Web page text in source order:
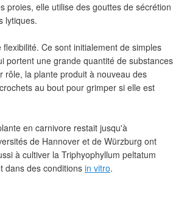
proies, elle utilise des gouttes de sécrétion
lytiques.
Ce sont initialement de simples
portent une grande quantité de substances
rôle, la plante produit à nouveau des
au bout pour grimper si elle est
en carnivore restait jusqu'à
de Hannover et de Würzburg ont
à cultiver la Triphyophyllum peltatum
dans des conditionsin vitro.